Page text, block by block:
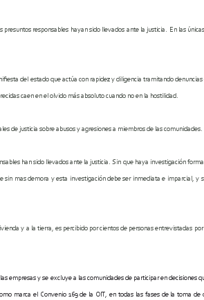
responsables hayan sido llevados ante la justicia. En las
del estado que actúa con rapidez y diligencia tramitando
caen en el olvido más absoluto cuando no en la hostilidad.
de justicia sobre abusos y agresiones a miembros de las comunidades.
han sido llevados ante la justicia. Sin que haya investigación
sin mas demora y esta investigación debe ser inmediata e imparcial, y
y a la tierra, es percibido por cientos de personas entrevistadas
empresas y se excluye a las comunidades de participar en decisiones
marca el Convenio 169 de la OIT,en todas las fases de la toma de